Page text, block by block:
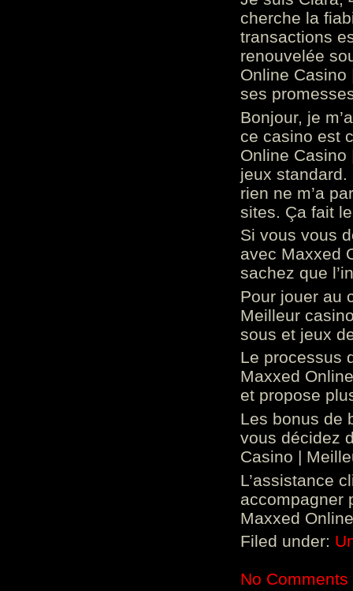
cherche la
transactions
renouvelée
Online
ses
Bonjour, je
ce casino est
Online
jeux standard.
rien ne m’a
sites. Ça fait
Si vous vous
avec Maxxed
sachez que
Pour jouer au
Meilleur
sous et jeux
Le processus
Maxxed
et propose
Les bonus de
vous décidez
Casino |
L’assistance
accompagner
Maxxed
Filed under:
No Comments